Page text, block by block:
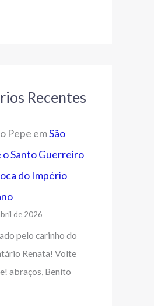
Recentes
Pepe emSão
o Santo Guerreiro
do Império
de 2026
pelo carinho do
Renata! Volte
abraços, Benito